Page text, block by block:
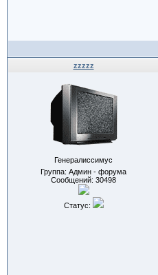
zzzzz
Генералиссимус
Группа: Админ - форума
Сообщений: 30498
Статус: